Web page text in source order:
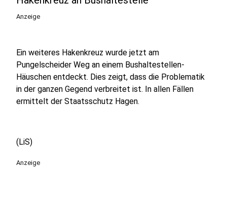
Anzeige
Ein weiteres Hakenkreuz wurde jetzt am
Pungelscheider Weg an einem Bushaltestellen-
Häuschen entdeckt. Dies zeigt, dass die Problematik
in der ganzen Gegend verbreitet ist. In allen Fällen
ermittelt der Staatsschutz Hagen.
(LiS)
Anzeige